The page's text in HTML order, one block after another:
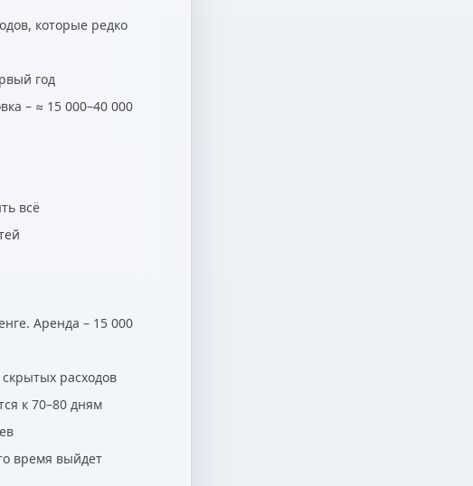
которые редко
год
– ≈ 15 000–40 000
всё
Аренда – 15 000
расходов
к 70–80 дням
время выйдет